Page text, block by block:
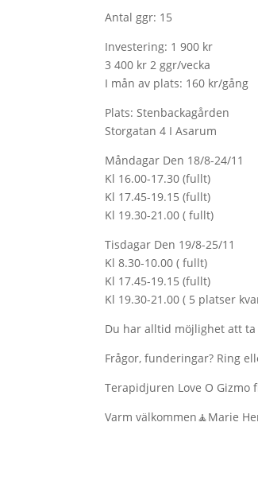
Antal ggr: 15
Investering: 1 900 kr
3 400 kr 2 ggr/vecka
I mån av plats: 160 kr/gång
Plats: Stenbackagården
Storgatan 4 I Asarum
Måndagar Den 18/8-24/11
Kl 16.00-17.30 (fullt)
Kl 17.45-19.15 (fullt)
Kl 19.30-21.00 ( fullt)
Tisdagar Den 19/8-25/11
Kl 8.30-10.00 ( fullt)
Kl 17.45-19.15 (fullt)
Kl 19.30-21.00 ( 5 platser
Du har alltid möjlighet att
Frågor, funderingar? Ring
Terapidjuren Love O Gizmo
Varm välkommen🧘Marie